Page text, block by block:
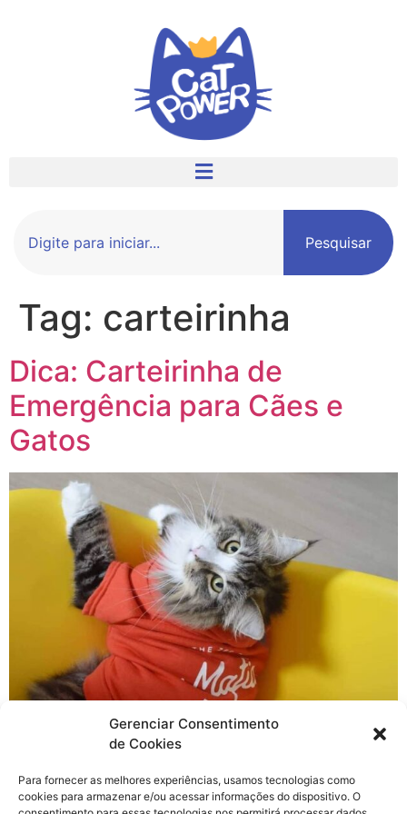
Gerenciar Consentimento
de Cookies
Para fornecer as melhores experiências, usamos tecnologias como
cookies para armazenar e/ou acessar informações do dispositivo. O
Pesquisar
Tag: carteirinha
Dica: Carteirinha de
Emergência para Cães e
Gatos
pensou se acontece alguma coisa com você e/ou sua
família? O que aconteceriam com os seus gatinhos e